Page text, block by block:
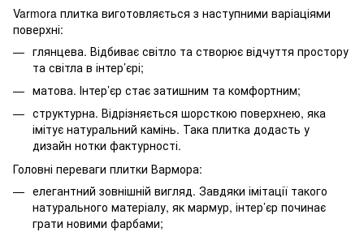
Varmora плитка виготовляється з наступними варіаціями
поверхні:
глянцева. Відбиває світло та створює відчуття простору
та світла в інтер’єрі;
матова. Інтер’єр стає затишним та комфортним;
структурна. Відрізняється шорсткою поверхнею, яка
імітує натуральний камінь. Така плитка додасть у
дизайн нотки фактурності.
Головні переваги плитки Вармора:
елегантний зовнішній вигляд. Завдяки імітації такого
натурального матеріалу, як мармур, інтер’єр починає
грати новими фарбами;